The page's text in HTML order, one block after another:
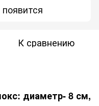
К сравнению
диаметр- 8 см,